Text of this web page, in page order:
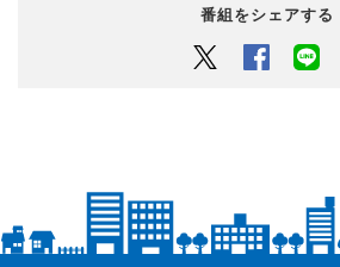
番組をシェアする
Twitter Facebook